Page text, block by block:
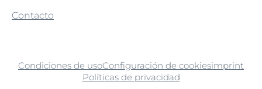
Contacto
Condiciones de usoConfiguración de cookiesimprint
Políticas de privacidad